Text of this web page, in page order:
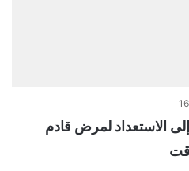
16
الاستعداد لمرض قادم